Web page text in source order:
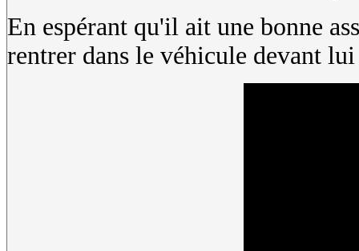
En espérant qu'il ait une bonne
rentrer dans le véhicule devant